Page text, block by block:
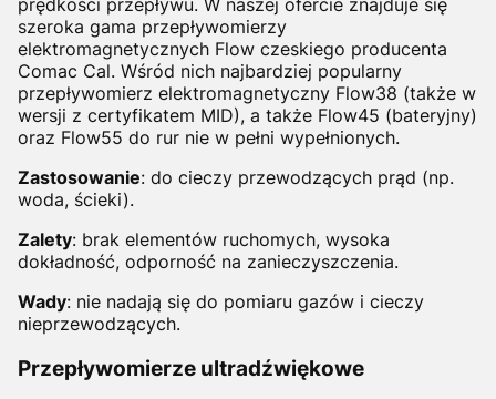
szeroka gama przepływomierzy
elektromagnetycznych Flow czeskiego producenta
Comac Cal. Wśród nich najbardziej popularny
przepływomierz elektromagnetyczny Flow38 (także w
wersji z certyfikatem MID), a także Flow45 (bateryjny)
oraz Flow55 do rur nie w pełni wypełnionych.
Zastosowanie: do cieczy przewodzących prąd (np.
woda, ścieki).
Zalety: brak elementów ruchomych, wysoka
dokładność, odporność na zanieczyszczenia.
Wady: nie nadają się do pomiaru gazów i cieczy
nieprzewodzących.
Przepływomierze ultradźwiękowe